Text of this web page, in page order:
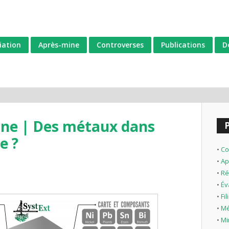
Après-mine Controverses Publications
| Des métaux dans
?
•
•
•
•
•
•
•